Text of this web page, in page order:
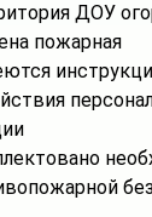
ДОУ
пожарная